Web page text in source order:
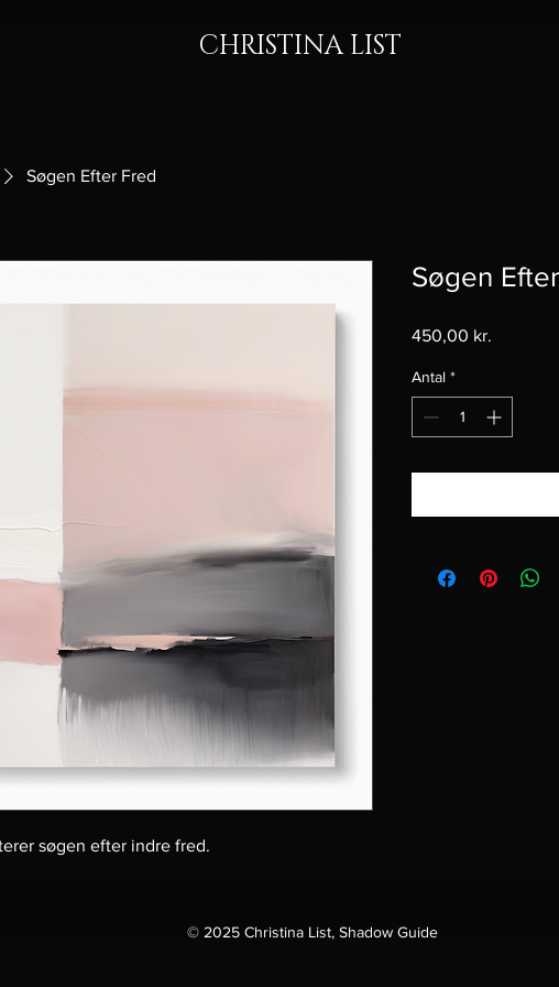
CHRISTINA LIST
Søgen Efter Fred
søgen efter indre fred.
Søgen
450,00 kr.
Antal *
© 2025 Christina List, Shadow Guide